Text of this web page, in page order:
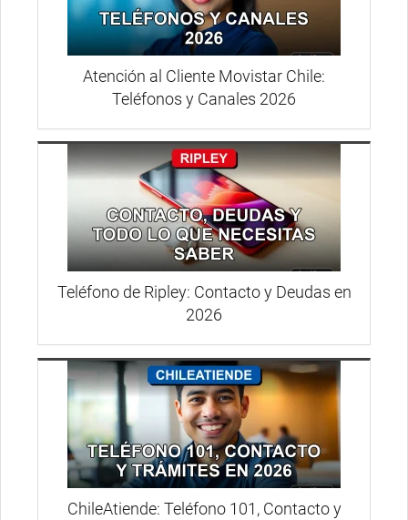
Atención al Cliente Movistar Chile:
Teléfonos y Canales 2026
Teléfono de Ripley: Contacto y Deudas en
2026
ChileAtiende: Teléfono 101, Contacto y